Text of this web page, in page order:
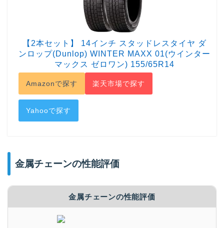
【2本セット】 14インチ スタッドレスタイヤ ダ
ンロップ(Dunlop) WINTER MAXX 01(ウインター
マックス ゼロワン) 155/65R14
Amazonで探す 楽天市場で探す
Yahooで探す
金属チェーンの性能評価
金属チェーンの性能評価